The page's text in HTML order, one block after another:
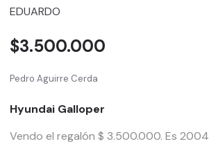
EDUARDO
Pedro Aguirre Cerda
Hyundai Galloper
Vendo el regalón $ 3.500.000. Es
$3.500.000